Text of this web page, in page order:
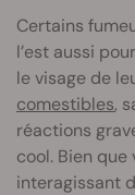
Certains
l’est aussi
le visage de
comestibles,
réactions
cool. Bien
interagissant